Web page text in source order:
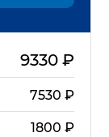
9330₽
7530 ₽
1800 ₽